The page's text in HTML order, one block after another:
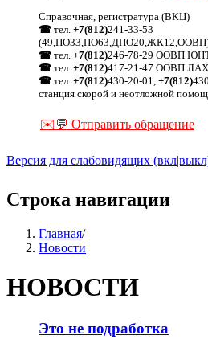
Справочная, регистратура (ВКЦ)
☎ тел. +7(812)241-33-53
☎ тел. +7(812)246-78-29 ООВП
☎ тел. +7(812)417-21-47 ООВП
☎ тел. +7(812)430-20-01, +7(812)
станция скорой и неотложной
✉️💬 Отправить обращение
Версия для слабовидящих
Строка навигации
Главная/
Новости
НОВОСТИ
Это не подработка